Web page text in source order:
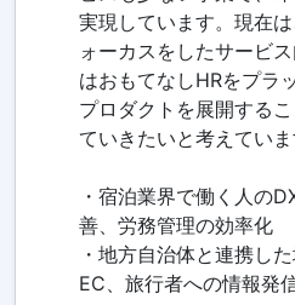
実現しています。現在
ォーカスをしたサービ
はおもてなしHRをプラ
プロダクトを展開する
ていきたいと考えていま
・宿泊業界で働く人の
善、労務管理の効率化
・地方自治体と連携し
EC、旅行者への情報